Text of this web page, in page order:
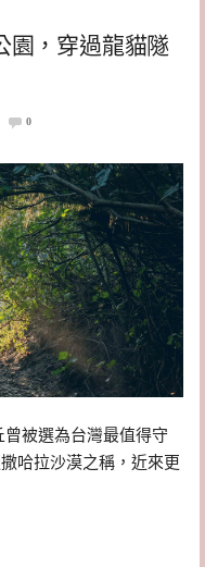
園，穿過龍貓隧
0
被選為台灣最值得守
哈拉沙漠之稱，近來更